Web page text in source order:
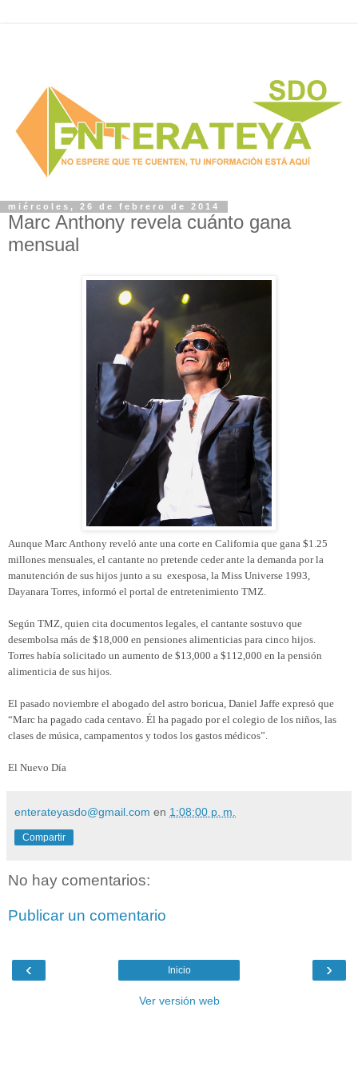
miércoles, 26 de febrero de 2014
Marc Anthony revela cuánto gana
mensual
Aunque Marc Anthony reveló ante una corte en California que gana $1.25
millones mensuales, el cantante no pretende ceder ante la demanda por la
manutención de sus hijos junto a su exesposa, la Miss Universe 1993,
Dayanara Torres, informó el portal de entretenimiento TMZ.
Según TMZ, quien cita documentos legales, el cantante sostuvo que
desembolsa más de $18,000 en pensiones alimenticias para cinco hijos.
Torres había solicitado un aumento de $13,000 a $112,000 en la pensión
alimenticia de sus hijos.
El pasado noviembre el abogado del astro boricua, Daniel Jaffe expresó que
“Marc ha pagado cada centavo. Él ha pagado por el colegio de los niños, las
clases de música, campamentos y todos los gastos médicos”.
El Nuevo Día
enterateyasdo@gmail.com en 1:08:00 p. m.
Compartir
No hay comentarios:
Publicar un comentario
‹ ›
Inicio
Ver versión web